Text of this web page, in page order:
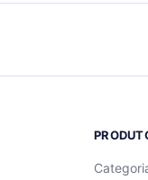
para entrar em